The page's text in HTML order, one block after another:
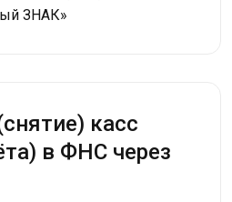
ЗНАК»
касс
в ФНС через